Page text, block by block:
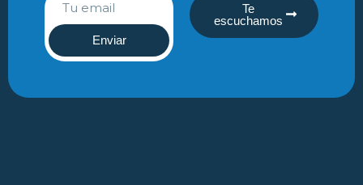
Enviar
Te
escuchamos